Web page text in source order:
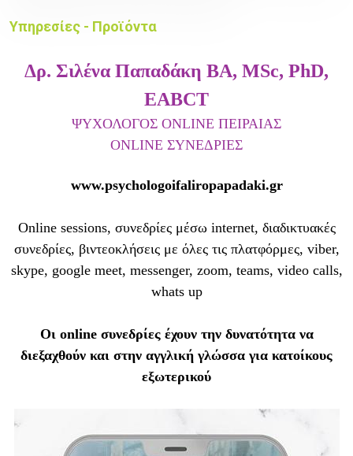
Υπηρεσίες - Προϊόντα
Δρ. Σιλένα Παπαδάκη BA, MSc, PhD,
EABCT
ΨΥΧΟΛΟΓΟΣ ONLINE ΠΕΙΡΑΙΑΣ
ONLINE ΣΥΝΕΔΡΙΕΣ
www.psychologoifaliropapadaki.gr
Online sessions, συνεδρίες μέσω internet, διαδικτυακές
συνεδρίες, βιντεοκλήσεις με όλες τις πλατφόρμες, viber,
skype, google meet, messenger, zoom, teams, video calls,
whats up
Οι online συνεδρίες έχουν την δυνατότητα να
διεξαχθούν και στην αγγλική γλώσσα για κατοίκους
εξωτερικού